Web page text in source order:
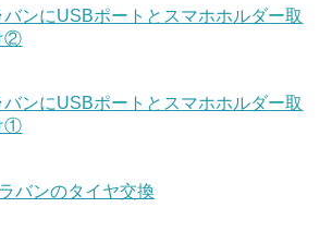
バンにUSBポートとスマホホルダー取
②
バンにUSBポートとスマホホルダー取
①
バンのタイヤ交換